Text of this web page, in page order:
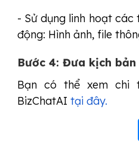
- Sử dụng linh hoạt
động: Hình ảnh, file
Bước 4: Đưa kịch
Bạn có thể xem chi
BizChatAI tại đây.